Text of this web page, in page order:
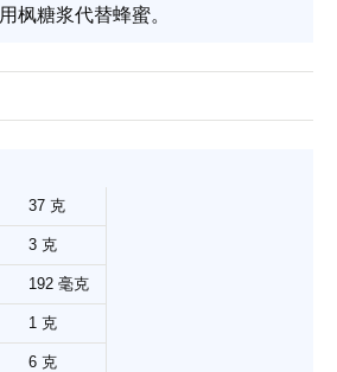
用枫糖浆代替蜂蜜。
37 克
3 克
192 毫克
1 克
6 克